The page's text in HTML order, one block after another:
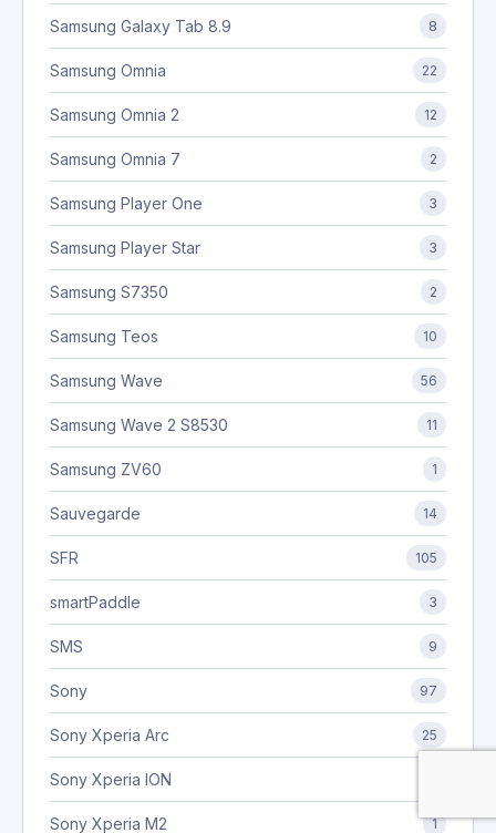
Samsung Galaxy Tab 8.9 8
Samsung Omnia 22
Samsung Omnia 2 12
Samsung Omnia 7 2
Samsung Player One 3
Samsung Player Star 3
Samsung S7350 2
Samsung Teos 10
Samsung Wave 56
Samsung Wave 2 S8530 11
Samsung ZV60 1
Sauvegarde 14
SFR 105
smartPaddle 3
SMS 9
Sony 97
Sony Xperia Arc 25
Sony Xperia ION
Sony Xperia M2 1